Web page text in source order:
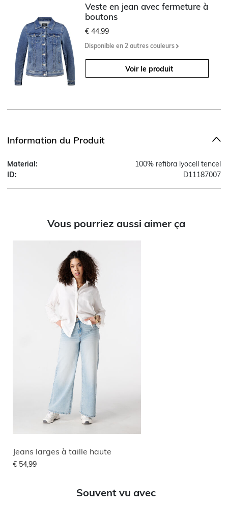
Veste en jean avec fermeture à
boutons
€ 44,99
Disponible en 2 autres couleurs
Voir le produit
Information du Produit
Material:
100% refibra lyocell tencel
ID:
D11187007
Vous pourriez aussi aimer ça
Jeans larges à taille haute
€ 54,99
Souvent vu avec